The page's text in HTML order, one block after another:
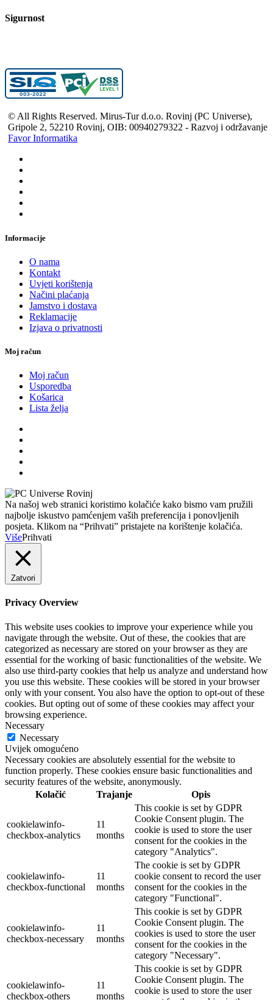
Sigurnost
© All Rights Reserved. Mirus-Tur d.o.o. Rovinj (PC Universe),
Gripole 2, 52210 Rovinj, OIB: 00940279322 - Razvoj i održavanje
Favor Informatika
Informacije
O nama
Kontakt
Uvjeti korištenja
Načini plaćanja
Jamstvo i dostava
Reklamacije
Izjava o privatnosti
Moj račun
Moj račun
Usporedba
Košarica
Lista želja
Na našoj web stranici koristimo kolačiće kako bismo vam pružili
najbolje iskustvo pamćenjem vaših preferencija i ponovljenih
posjeta. Klikom na “Prihvati” pristajete na korištenje kolačića.
VišePrihvati
Zatvori
Privacy Overview
This website uses cookies to improve your experience while you
navigate through the website. Out of these, the cookies that are
categorized as necessary are stored on your browser as they are
essential for the working of basic functionalities of the website. We
also use third-party cookies that help us analyze and understand how
you use this website. These cookies will be stored in your browser
only with your consent. You also have the option to opt-out of these
cookies. But opting out of some of these cookies may affect your
browsing experience.
Necessary
Necessary
Uvijek omogućeno
Necessary cookies are absolutely essential for the website to
function properly. These cookies ensure basic functionalities and
security features of the website, anonymously.
Kolačić
Trajanje Opis
cookielawinfo-
checkbox-analytics
11
months
This cookie is set by GDPR
Cookie Consent plugin. The
cookie is used to store the user
consent for the cookies in the
category "Analytics".
cookielawinfo-
checkbox-functional
11
months
The cookie is set by GDPR
cookie consent to record the user
consent for the cookies in the
category "Functional".
cookielawinfo-
checkbox-necessary
11
months
This cookie is set by GDPR
Cookie Consent plugin. The
cookies is used to store the user
consent for the cookies in the
category "Necessary".
cookielawinfo-
checkbox-others
11
months
This cookie is set by GDPR
Cookie Consent plugin. The
cookie is used to store the user